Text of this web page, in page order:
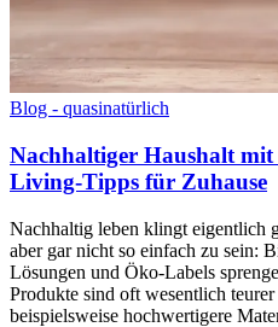
Blog - quasinatürlich
Nachhaltiger Haushalt
Living-Tipps für Zuhause
Nachhaltig leben klingt eigentlich
aber gar nicht so einfach zu sein:
Lösungen und Öko-Labels
Produkte sind oft wesentlich
beispielsweise hochwertigere